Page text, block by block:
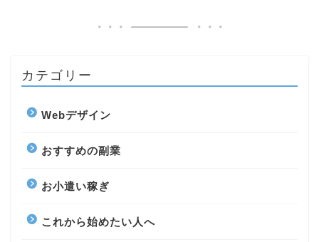
カテゴリー
Webデザイン
おすすめの副業
お小遣い稼ぎ
これから始めたい人へ